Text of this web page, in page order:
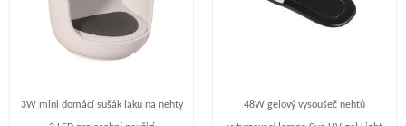
3W mini domácí sušák laku na nehty 48W gelový vysoušeč nehtů